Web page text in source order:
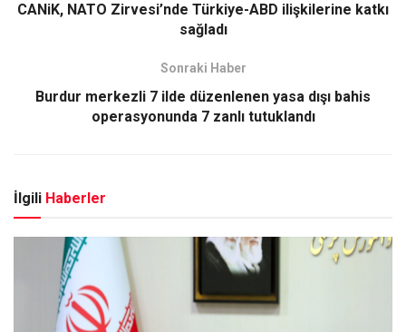
CANiK, NATO Zirvesi’nde Türkiye-ABD ilişkilerine katkı
sağladı
Sonraki Haber
Burdur merkezli 7 ilde düzenlenen yasa dışı bahis
operasyonunda 7 zanlı tutuklandı
İlgili Haberler